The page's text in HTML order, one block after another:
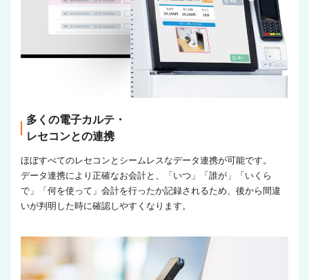
多くの電子カルテ・
レセコンとの連携
ほぼすべてのレセコンとシームレスなデータ連携が可能です。
データ連携により正確なお会計と、「いつ」「誰が」「いくら
で」「何を使って」会計を行ったか記録されるため、後から間違
いが判明した時に確認しやすくなります。